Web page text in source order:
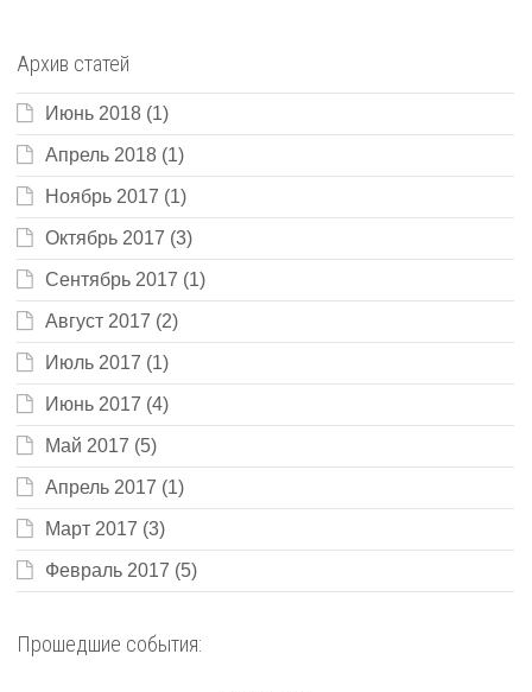
Архив статей
Июнь 2018 (1)
Апрель 2018 (1)
Ноябрь 2017 (1)
Октябрь 2017 (3)
Сентябрь 2017 (1)
Август 2017 (2)
Июль 2017 (1)
Июнь 2017 (4)
Май 2017 (5)
Апрель 2017 (1)
Март 2017 (3)
Февраль 2017 (5)
Прошедшие события: